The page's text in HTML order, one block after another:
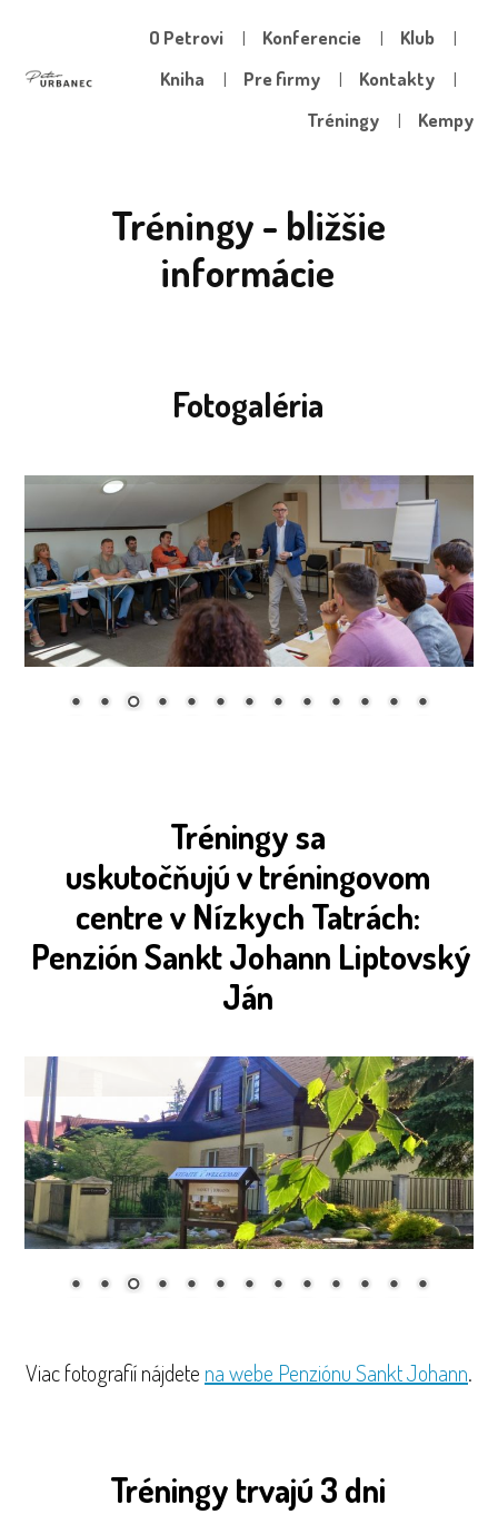
O Petrovi Konferencie
Klub
Kniha
Pre firmy
Kontakty
Tréningy
Kempy
Tréningy - bližšie
informácie
Fotogaléria
Tréningy sa
uskutočňujú v tréningovom
centre v Nízkych Tatrách:
Penzión Sankt Johann Liptovský
Ján
Viac fotografií nájdete na webe Penziónu Sankt Johann.
Tréningy trvajú 3 dni